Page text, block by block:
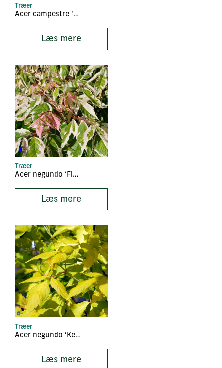
Træer
Acer campestre ‘Nanum’
Læs mere
Træer
Acer negundo ‘Flamingo’
Læs mere
Træer
Acer negundo ‘Kelly’s Gold’
Læs mere